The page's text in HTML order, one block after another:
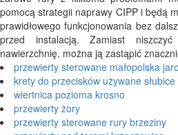
pomocą strategii naprawy CIPP i będą
prawidłowego funkcjonowania bez
przed instalacją. Zamiast
nawierzchnię, można ją zastąpić
przewierty sterowane małopolska
krety do przecisków używane słubice
wiertnica pozioma krosno
przewierty żory
przewierty sterowane rury brzeziny